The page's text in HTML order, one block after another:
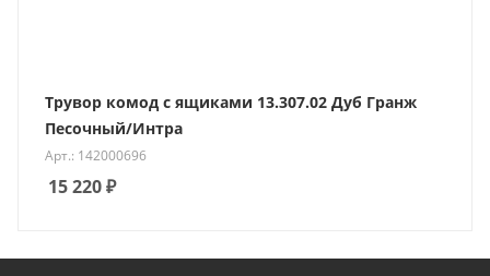
Трувор комод с ящиками 13.307.02 Дуб Гранж
Песочный/Интра
Арт.: 142000696
15 220₽